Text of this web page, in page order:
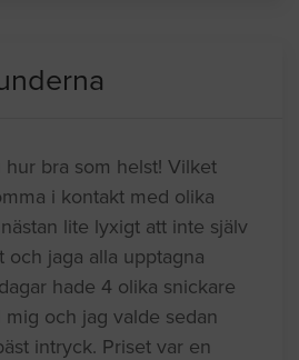
bra som helst! Vilket
i kontakt med olika
lite lyxigt att inte själv
och jaga alla upptagna
hade 4 olika snickare
och jag valde sedan
intryck. Priset var en